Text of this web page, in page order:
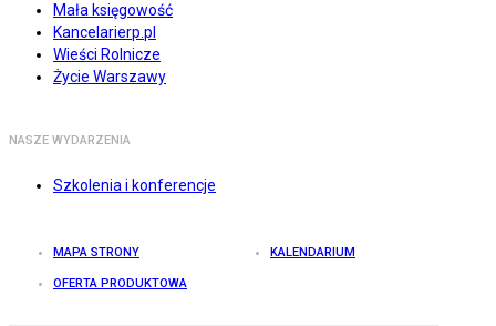
Mała księgowość
Kancelarierp.pl
Wieści Rolnicze
Życie Warszawy
NASZE WYDARZENIA
Szkolenia i konferencje
MAPA STRONY KALENDARIUM
OFERTA PRODUKTOWA